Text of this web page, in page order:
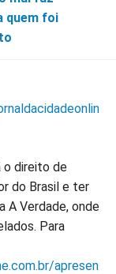
quem foi
o direito de
do Brasil e ter
A Verdade, onde
Para
apresen